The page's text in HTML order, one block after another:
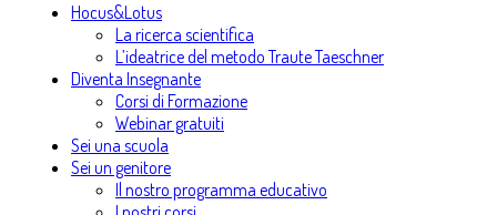
Hocus&Lotus
La ricerca scientifica
L’ideatrice del metodo Traute Taeschner
Diventa Insegnante
Corsi di Formazione
Webinar gratuiti
Sei una scuola
Sei un genitore
Il nostro programma educativo